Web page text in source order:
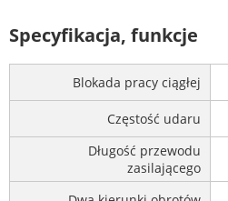
Specyfikacja, funkcje
Blokada pracy ciągłej
Częstość udaru
Długość przewodu
zasilającego